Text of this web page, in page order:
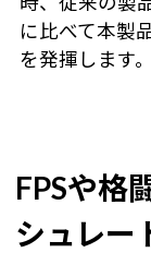
に比べて本製
を発揮します。
FPSや格
シュレー